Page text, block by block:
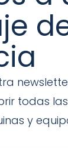
todas
y